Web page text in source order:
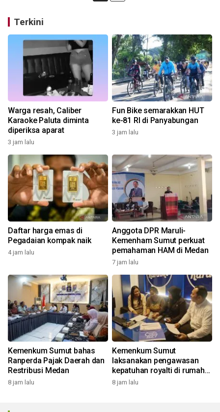
Terkini
Warga resah, Caliber
Karaoke Paluta diminta
diperiksa aparat
3 jam lalu
Fun Bike semarakkan HUT
ke-81 RI di Panyabungan
3 jam lalu
Daftar harga emas di
Pegadaian kompak naik
4 jam lalu
Anggota DPR Maruli-
Kemenham Sumut perkuat
pemahaman HAM di Medan
7 jam lalu
Kemenkum Sumut bahas
Ranperda Pajak Daerah dan
Restribusi Medan
8 jam lalu
Kemenkum Sumut
laksanakan pengawasan
kepatuhan royalti di rumah
bernyanyi
8 jam lalu